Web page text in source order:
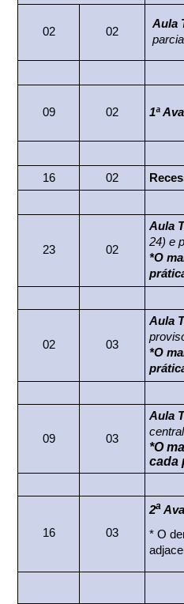
02 02
Aula
09 02 1ª
16 02
23 02
Aula
24) e
*O
02 03
Aula
*O
09 03
Aula
central
*O
cada
16 03
2a
* O